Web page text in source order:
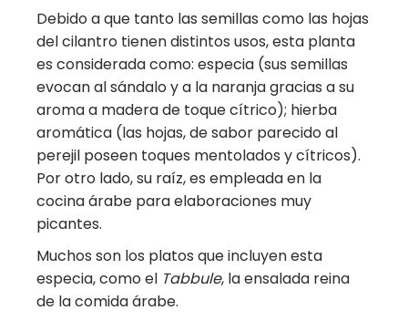
Debido a que tanto las semillas como las hojas
del cilantro tienen distintos usos, esta planta
es considerada como: especia (sus semillas
evocan al sándalo y a la naranja gracias a su
aroma a madera de toque cítrico); hierba
aromática (las hojas, de sabor parecido al
perejil poseen toques mentolados y cítricos).
Por otro lado, su raíz, es empleada en la
cocina árabe para elaboraciones muy
picantes.
Muchos son los platos que incluyen esta
especia, como el Tabbule, la ensalada reina
de la comida árabe.